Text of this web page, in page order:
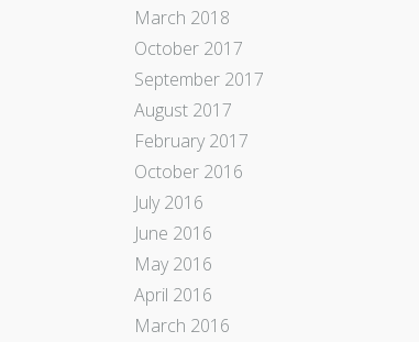
March 2018
October 2017
September 2017
August 2017
February 2017
October 2016
July 2016
June 2016
May 2016
April 2016
March 2016